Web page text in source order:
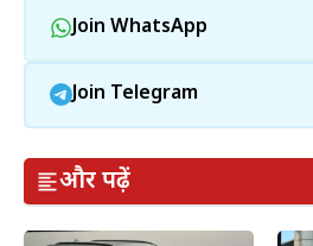
Join WhatsApp
Join Telegram
और पढ़ें